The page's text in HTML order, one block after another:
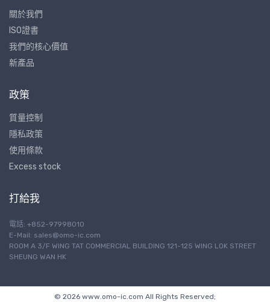
關於我們
ISO證書
我們的核心價值
新產品
政策
質量控制
隱私政策
使用條款
Excess stock
打給我
電話: +852-97998010
E-Mail: sales@omo-ic.com
ROOM A 3/F WING TAT COMMERCIAL BUILDING 121-125 WING LOK STREET
SHEUNG WAN HK
© 2026 www.omo-ic.com All Rights Reserved;